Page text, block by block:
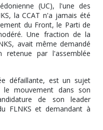
(UC), l'une des
la CCAT n'a jamais été
du Front, le Parti de
Une fraction de la
avait même demandé
par l'assemblée
défaillante, est un sujet
le mouvement dans son
de son leader
FLNKS et demandant à